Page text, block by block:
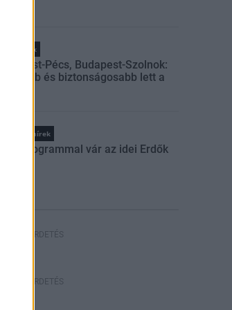
Helyi hírek
Budapest-Pécs, Budapest-Szolnok:
gyorsabb és biztonságosabb lett a
Országos hírek
Száz programmal vár az idei Erdők
HIRDETÉS
HIRDETÉS